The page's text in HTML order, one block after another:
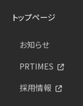
トップページ
お知らせ
PRTIMES
採用情報